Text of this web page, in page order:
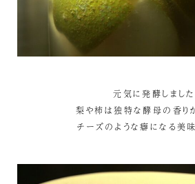
元気に発酵しました
梨や柿は独特な酵母の香り
チーズのような癖になる美